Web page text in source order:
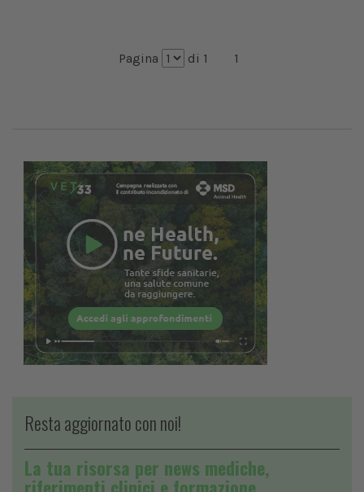
Pagina di 1 1
Resta aggiornato con noi!
La tua risorsa per news mediche,